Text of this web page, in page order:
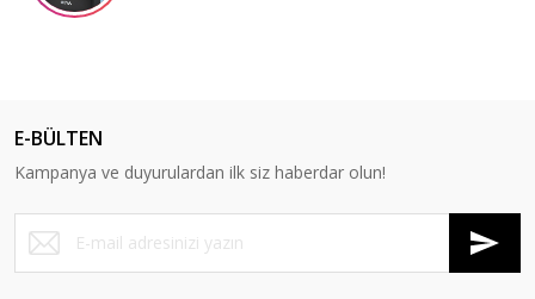
E-BÜLTEN
Kampanya ve duyurulardan ilk siz haberdar olun!